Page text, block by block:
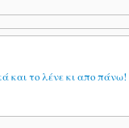
και το λένε κι απο πάνω!